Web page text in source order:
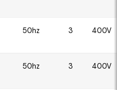
50hz 3 400V
50hz 3 400V